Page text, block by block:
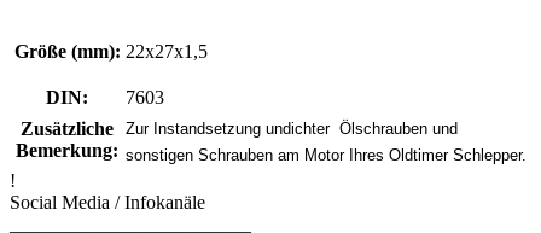
Größe (mm): 22x27x1,5
DIN:
7603
Zusätzliche
Bemerkung:
Zur Instandsetzung undichter Ölschrauben und
sonstigen Schrauben am Motor Ihres Oldtimer Schlepper.
!
Social Media / Infokanäle